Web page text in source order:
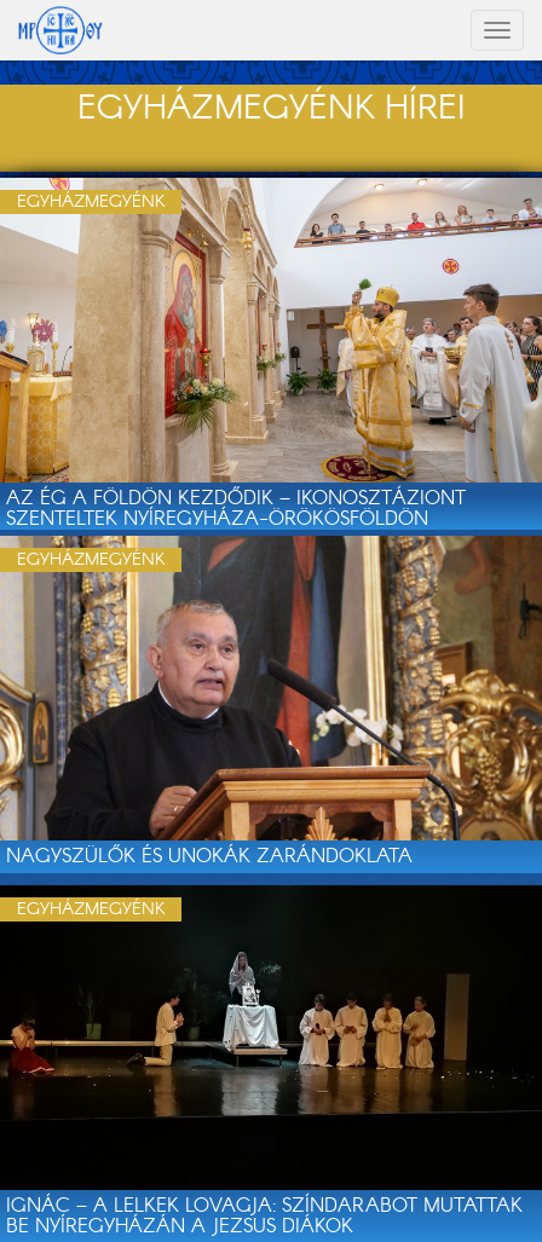
EGYHÁZMEGYÉNK HÍREI
AZ ÉG A FÖLDÖN KEZDŐDIK – IKONOSZTÁZIONT
SZENTELTEK NYÍREGYHÁZA-ÖRÖKÖSFÖLDÖN
EGYHÁZMEGYÉNK
NAGYSZÜLŐK ÉS UNOKÁK ZARÁNDOKLATA
EGYHÁZMEGYÉNK
IGNÁC – A LELKEK LOVAGJA: SZÍNDARABOT MUTATTAK
BE NYÍREGYHÁZÁN A JEZSUS DIÁKOK
EGYHÁZMEGYÉNK